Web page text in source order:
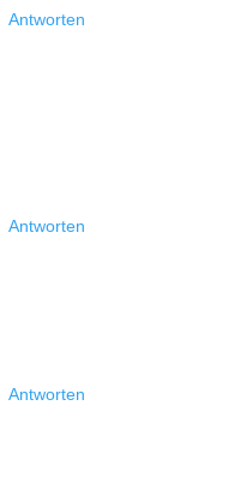
Antworten
Antworten
Antworten